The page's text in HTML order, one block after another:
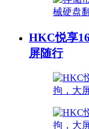
HKC悦享
屏随行